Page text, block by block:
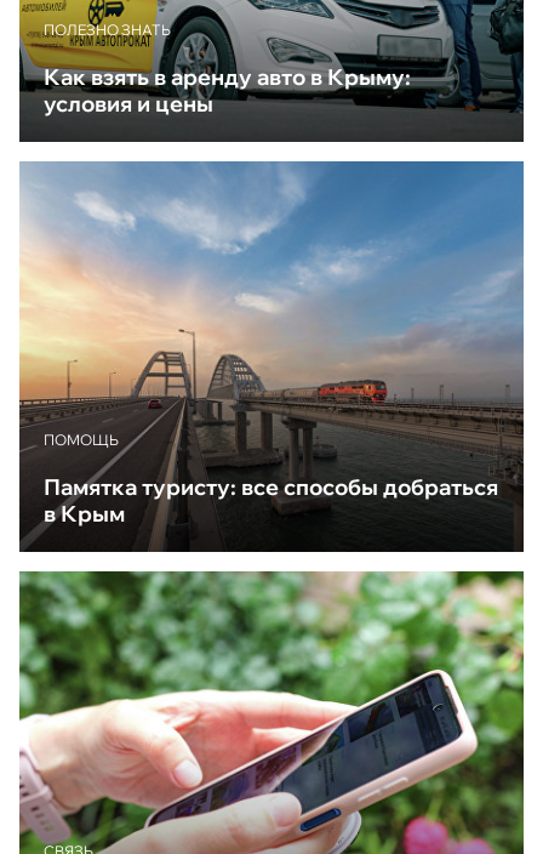
ПОЛЕЗНО ЗНАТЬ
Как взять в аренду авто в Крыму:
условия и цены
ПОМОЩЬ
Памятка туристу: все способы добраться
в Крым